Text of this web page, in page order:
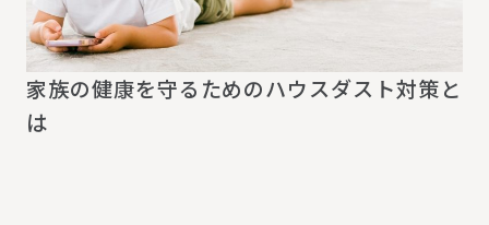
家族の健康を守るためのハウスダスト対策と
は